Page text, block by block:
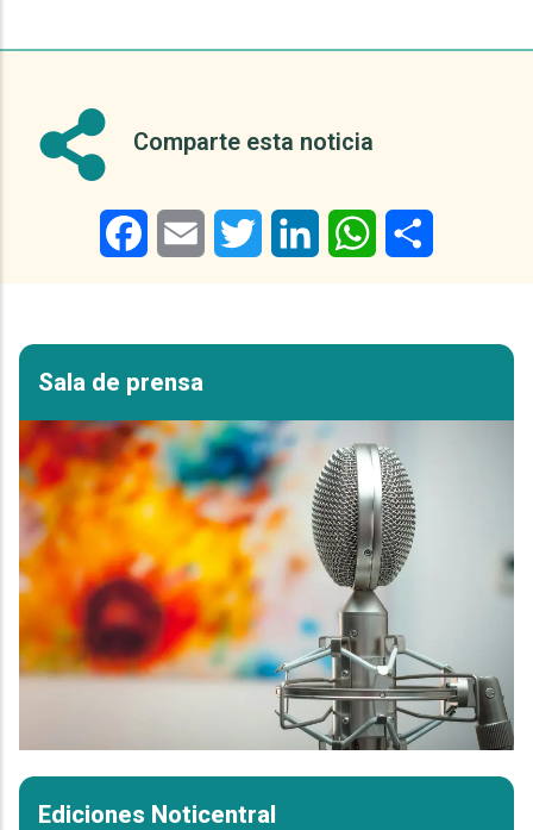
Comparte esta noticia
FacebookEmail Twitter LinkedIn WhatsApp
Sala de prensa
Ediciones Noticentral